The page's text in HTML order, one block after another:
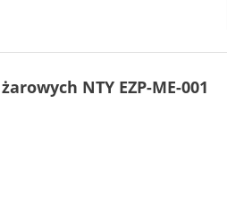
NTY EZP-ME-001